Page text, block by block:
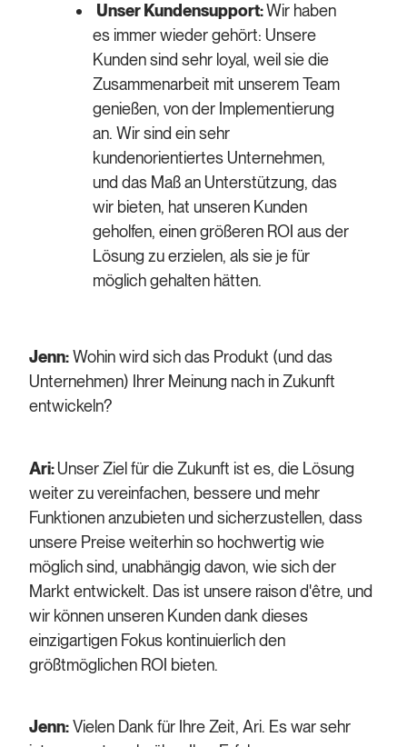
Unser Kundensupport:Wir haben
es immer wieder gehört: Unsere
Kunden sind sehr loyal, weil sie die
Zusammenarbeit mit unserem Team
genießen, von der Implementierung
an. Wir sind ein sehr
kundenorientiertes Unternehmen,
und das Maß an Unterstützung, das
wir bieten, hat unseren Kunden
geholfen, einen größeren ROI aus der
Lösung zu erzielen, als sie je für
möglich gehalten hätten.
Jenn:Wohin wird sich das Produkt (und das
Unternehmen) Ihrer Meinung nach in Zukunft
entwickeln?
Ari:Unser Ziel für die Zukunft ist es, die Lösung
weiter zu vereinfachen, bessere und mehr
Funktionen anzubieten und sicherzustellen, dass
unsere Preise weiterhin so hochwertig wie
möglich sind, unabhängig davon, wie sich der
Markt entwickelt. Das ist unsere raison d'être, und
wir können unseren Kunden dank dieses
einzigartigen Fokus kontinuierlich den
größtmöglichen ROI bieten.
Jenn:Vielen Dank für Ihre Zeit, Ari. Es war sehr